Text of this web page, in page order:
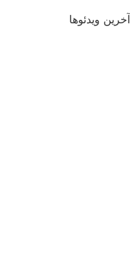
آخرین ویدئوها